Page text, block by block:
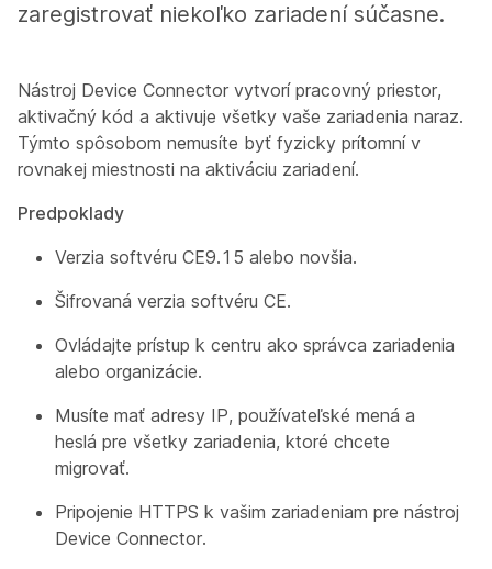
zaregistrovať niekoľko zariadení súčasne.
Nástroj Device Connector vytvorí pracovný priestor,
aktivačný kód a aktivuje všetky vaše zariadenia naraz.
Týmto spôsobom nemusíte byť fyzicky prítomní v
rovnakej miestnosti na aktiváciu zariadení.
Predpoklady
Verzia softvéru CE9.15 alebo novšia.
Šifrovaná verzia softvéru CE.
Ovládajte prístup k centru ako správca zariadenia
alebo organizácie.
Musíte mať adresy IP, používateľské mená a
heslá pre všetky zariadenia, ktoré chcete
migrovať.
Pripojenie HTTPS k vašim zariadeniam pre nástroj
Device Connector.